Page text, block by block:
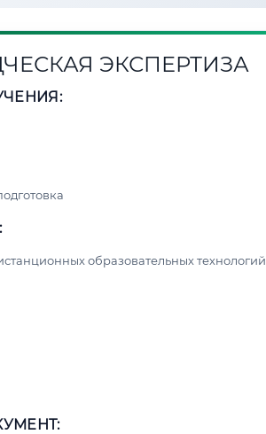
ЭКСПЕРТИЗА
образовательных технологий